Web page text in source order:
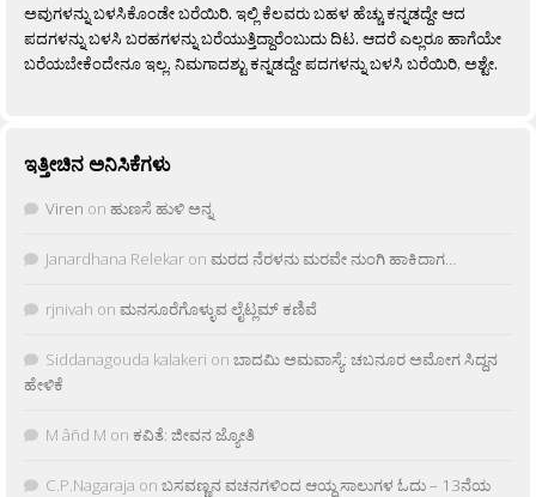
ಅವುಗಳನ್ನು ಬಳಸಿಕೊಂಡೇ ಬರೆಯಿರಿ. ಇಲ್ಲಿ ಕೆಲವರು ಬಹಳ ಹೆಚ್ಚು ಕನ್ನಡದ್ದೇ ಆದ
ಪದಗಳನ್ನು ಬಳಸಿ ಬರಹಗಳನ್ನು ಬರೆಯುತ್ತಿದ್ದಾರೆಂಬುದು ದಿಟ. ಆದರೆ ಎಲ್ಲರೂ ಹಾಗೆಯೇ
ಬರೆಯಬೇಕೆಂದೇನೂ ಇಲ್ಲ. ನಿಮಗಾದಶ್ಟು ಕನ್ನಡದ್ದೇ ಪದಗಳನ್ನು ಬಳಸಿ ಬರೆಯಿರಿ, ಅಶ್ಟೇ.
ಇತ್ತೀಚಿನ ಅನಿಸಿಕೆಗಳು
Viren on ಹುಣಸೆ ಹುಳಿ ಅನ್ನ
Janardhana Relekar on ಮರದ ನೆರಳನು ಮರವೇ ನುಂಗಿ ಹಾಕಿದಾಗ…
rjnivah on ಮನಸೂರೆಗೊಳ್ಳುವ ಲೈಟ್ಲಮ್ ಕಣಿವೆ
Siddanagouda kalakeri on ಬಾದಮಿ ಅಮವಾಸ್ಯೆ: ಚಬನೂರ ಅಮೋಗ ಸಿದ್ದನ
ಹೇಳಿಕೆ
M âñd M on ಕವಿತೆ: ಜೀವನ ಜ್ಯೋತಿ
C.P.Nagaraja on ಬಸವಣ್ಣನ ವಚನಗಳಿಂದ ಆಯ್ದ ಸಾಲುಗಳ ಓದು – 13ನೆಯ